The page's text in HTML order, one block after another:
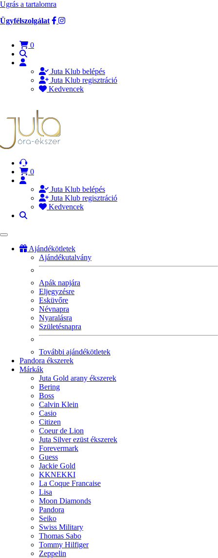
Ugrás a tartalomra
Ügyfélszolgálat
0
Juta Klub belépés
Juta Klub regisztráció
Kedvencek
0
Juta Klub belépés
Juta Klub regisztráció
Kedvencek
Ajándékötletek
Ajándékutalvány
Apák napjára
Eljegyzésre
Esküvőre
Névnapra
Nyaralásra
Születésnapra
További ajándékötletek
Pandora ékszerek
Márkák
Juta Gold arany ékszerek
Bering
Boss
Calvin Klein
Casio
Citizen
Coeur de Lion
Juta Silver ezüst ékszerek
Forevermark
Guess
Jackie Gold
KKNEKKI
La Coque Francaise
Lisa
Moon Diamonds
Pandora
Seiko
Swiss Military
Thomas Sabo
Tommy Hilfiger
Zeppelin